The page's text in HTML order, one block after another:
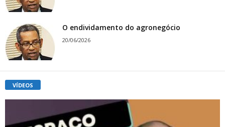
O endividamento do agronegócio
20/06/2026
VÍDEOS